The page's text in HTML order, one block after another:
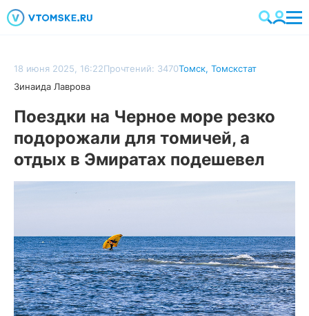
18 июня 2025, 16:22Прочтений: 3470Томск, Томскстат
Зинаида Лаврова
Поездки на Черное море резко
подорожали для томичей, а
отдых в Эмиратах подешевел